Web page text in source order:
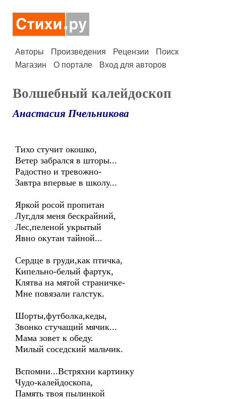
Авторы Произведения Рецензии
Поиск
Магазин
О портале Вход для авторов
Волшебный калейдоскоп
Анастасия Пчельникова
Тихо стучит окошко,
Ветер забрался в шторы...
Радостно и тревожно-
Завтра впервые в школу...
Яркой росой пропитан
Луг,для меня бескрайний,
Лес,пеленой укрытый
Явно окутан тайной...
Сердце в груди,как птичка,
Кипельно-белый фартук,
Клятва на мятой страничке-
Мне повязали галстук.
Шорты,футболка,кеды,
Звонко стучащий мячик...
Мама зовет к обеду.
Милый соседский мальчик.
Вспомни...Встряхни картинку
Чудо-калейдоскопа,
Память твоя пылинкой